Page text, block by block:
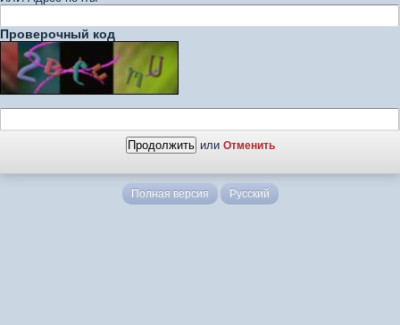
Проверочный код
или Отменить
Полная версия Русский